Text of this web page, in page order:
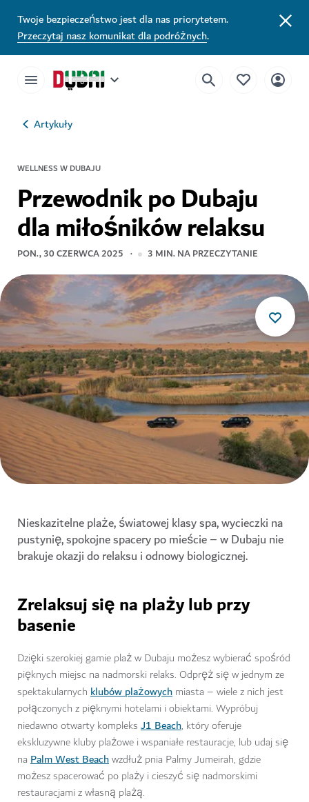
Twoje bezpieczeństwo jest dla nas priorytetem.
Przeczytaj nasz komunikat dla podróżnych.
Artykuły
WELLNESS W DUBAJU
Przewodnik po Dubaju
dla miłośników relaksu
PON., 30 CZERWCA 2025 3 MIN. NA PRZECZYTANIE
Nieskazitelne plaże, światowej klasy spa, wycieczki na
pustynię, spokojne spacery po mieście – w Dubaju nie
brakuje okazji do relaksu i odnowy biologicznej.
Zrelaksuj się na plaży lub przy
basenie
Dzięki szerokiej gamie plaż w Dubaju możesz wybierać spośród
pięknych miejsc na nadmorski relaks. Odpręż się w jednym ze
spektakularnych klubów plażowych miasta – wiele z nich jest
połączonych z pięknymi hotelami i obiektami. Wypróbuj
niedawno otwarty kompleks J1 Beach, który oferuje
ekskluzywne kluby plażowe i wspaniałe restauracje, lub udaj się
na Palm West Beachwzdłuż pnia Palmy Jumeirah, gdzie
możesz spacerować po plaży i cieszyć się nadmorskimi
restauracjami z własną plażą.